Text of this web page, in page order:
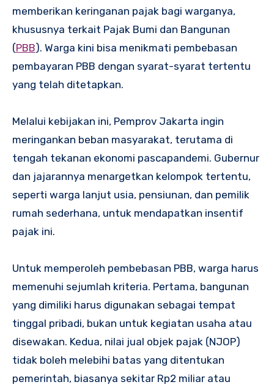
memberikan keringanan pajak bagi warganya,
khususnya terkait Pajak Bumi dan Bangunan
(PBB). Warga kini bisa menikmati pembebasan
pembayaran PBB dengan syarat-syarat tertentu
yang telah ditetapkan.
Melalui kebijakan ini, Pemprov Jakarta ingin
meringankan beban masyarakat, terutama di
tengah tekanan ekonomi pascapandemi. Gubernur
dan jajarannya menargetkan kelompok tertentu,
seperti warga lanjut usia, pensiunan, dan pemilik
rumah sederhana, untuk mendapatkan insentif
pajak ini.
Untuk memperoleh pembebasan PBB, warga harus
memenuhi sejumlah kriteria. Pertama, bangunan
yang dimiliki harus digunakan sebagai tempat
tinggal pribadi, bukan untuk kegiatan usaha atau
disewakan. Kedua, nilai jual objek pajak (NJOP)
tidak boleh melebihi batas yang ditentukan
pemerintah, biasanya sekitar Rp2 miliar atau